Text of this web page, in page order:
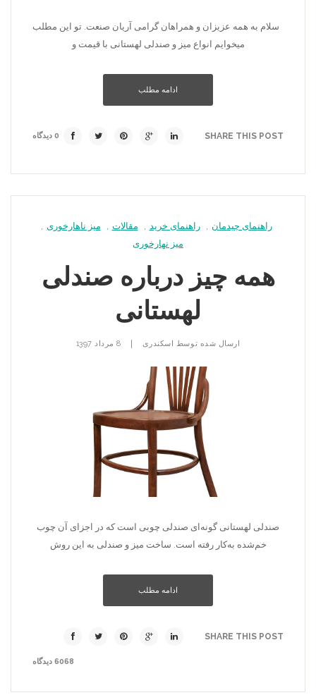
سلام به همه عزیزان و همراهان گرامی آریان صنعت. تو این مطلب
میخوایم انواع میز و صندلی لهستانی با قیمت و
ادامه مطلب
SHARE THIS POST 0 دیدگاه
راهنمای چیدمان , راهنمای خرید , مقالات , میز ناهارخوری ,
میز نهارخوری
همه چیز درباره صندلی
لهستانی
ارسال شده توسط اسکندری 8 مرداد 1397
صندلی لهستانی گونه‌ای صندلی چوبی است که در اجزای آن چوب
خم‌شده به‌کار رفته است. ساخت میز و صندلی به این روش
ادامه مطلب
SHARE THIS POST
6068 دیدگاه